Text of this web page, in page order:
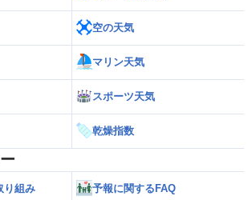
空の天気
マリン天気
スポーツ天気
乾燥指数
り組み 予報に関するFAQ